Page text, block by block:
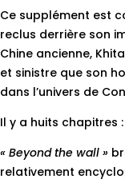
Ce supplément est
reclus derrière son
Chine ancienne,
et sinistre que son
dans l’univers de
Il y a huits chapitres :
« Beyond the wall »
relativement